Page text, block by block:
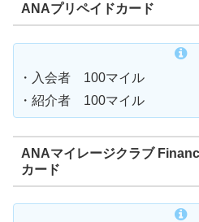
ANAプリペイドカード
・入会者 100マイル
・紹介者 100マイル
ANAマイレージクラブ
カード